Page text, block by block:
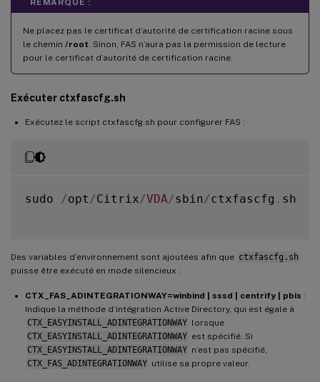
Ne placez pas le certificat d’autorité de certification racine sous
le chemin /root . Sinon, FAS n’aura pas la permission de lecture
pour le certificat d’autorité de certification racine.
Exécuter ctxfascfg.sh
Exécutez le script ctxfascfg.sh pour configurer FAS :
sudo /opt /Citrix/VDA/sbin/ctxfascfg . sh
Des variables d’environnement sont ajoutées afin que ctxfascfg.sh
puisse être exécuté en mode silencieux :
CTX_FAS_ADINTEGRATIONWAY=winbind | sssd | centrify | pbis :
Indique la méthode d’intégration Active Directory, qui est égale à
CTX_EASYINSTALL_ADINTEGRATIONWAY lorsque
CTX_EASYINSTALL_ADINTEGRATIONWAY est spécifié. Si
CTX_EASYINSTALL_ADINTEGRATIONWAY n’est pas spécifié,
CTX_FAS_ADINTEGRATIONWAY utilise sa propre valeur.